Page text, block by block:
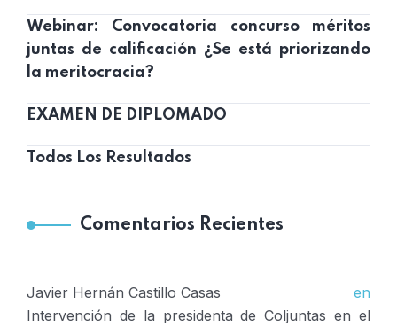
Webinar: Convocatoria concurso méritos
juntas de calificación ¿Se está priorizando
la meritocracia?
EXAMEN DE DIPLOMADO
Todos Los Resultados
Comentarios Recientes
Javier Hernán Castillo Casas en
Intervención de la presidenta de Coljuntas en el